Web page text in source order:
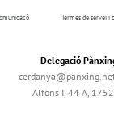
Termes de servei i
Delegació
Alfons I, 44 A,